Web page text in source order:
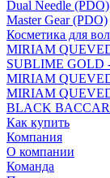
Dual Needle (PDO)
Master Gear (PDO)
Косметика для
MIRIAM
SUBLIME GOLD
MIRIAM
MIRIAM
BLACK
Как купить
Компания
О компании
Команда